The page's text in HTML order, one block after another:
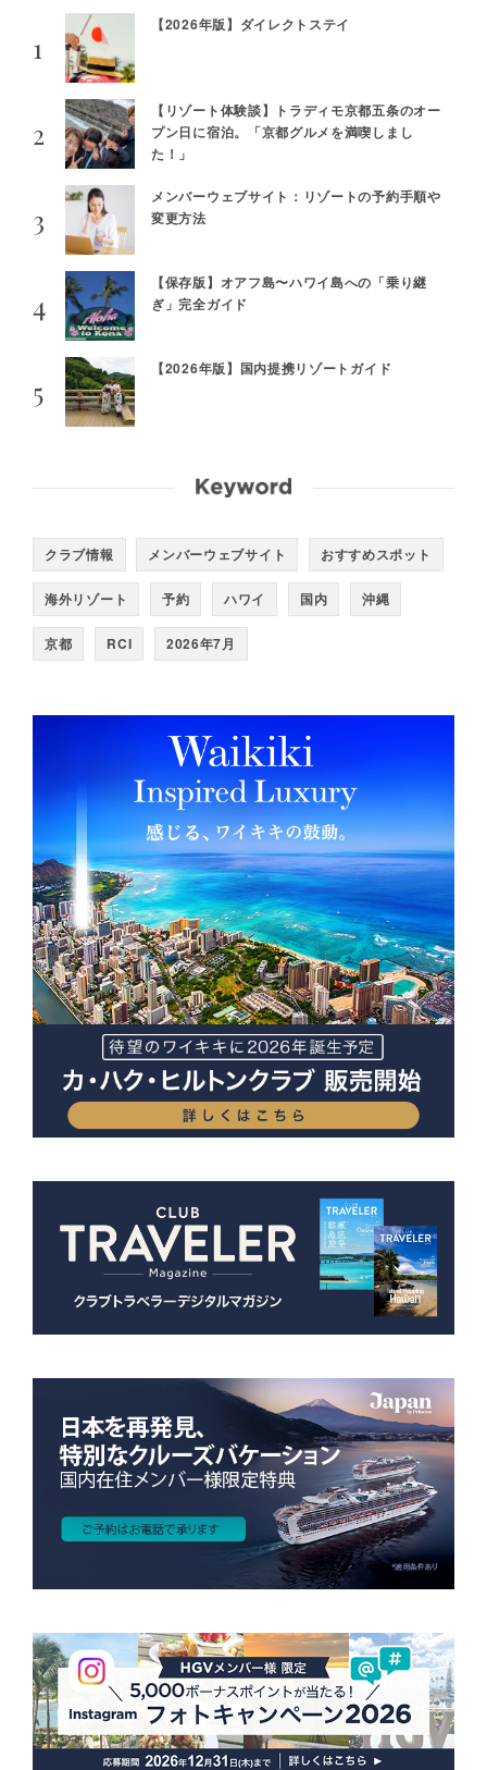
【2026年版】ダイレクトステイ
【リゾート体験談】トラディモ京都五条のオー
プン日に宿泊。「京都グルメを満喫しまし
た！」
メンバーウェブサイト：リゾートの予約手順や
変更方法
【保存版】オアフ島〜ハワイ島への「乗り継
ぎ」完全ガイド
【2026年版】国内提携リゾートガイド
クラブ情報 メンバーウェブサイト おすすめスポット
海外リゾート 予約 ハワイ 国内 沖縄
京都 RCI 2026年7月